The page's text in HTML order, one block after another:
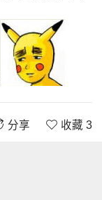
分享 收藏 3